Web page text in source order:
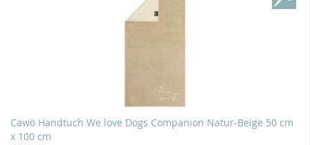
Cawö Handtuch We love Dogs Companion Natur-Beige 50 cm
x 100 cm